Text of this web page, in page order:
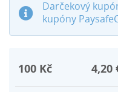
Darčekový
kupóny
100 Kč 4,20